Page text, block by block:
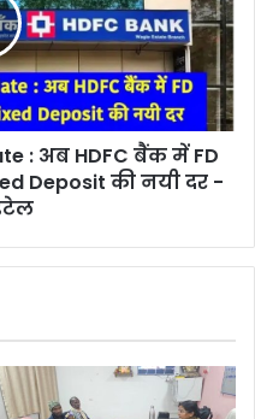
: अब HDFC बैंक में FD
Deposit की नयी दर -